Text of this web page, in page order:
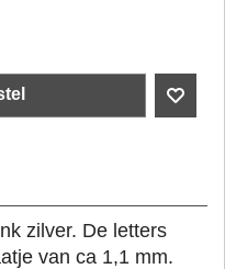
zilver. De letters
van ca 1,1 mm.